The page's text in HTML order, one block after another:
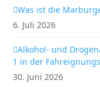
Was ist die
6. Juli 2026
Alkohol- und
1 in der
30. Juni 2026